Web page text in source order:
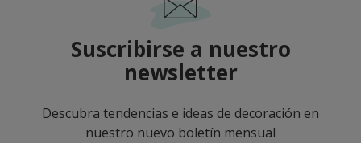
Suscribirse a nuestro
newsletter
Descubra tendencias e ideas de decoración en
nuestro nuevo boletín mensual